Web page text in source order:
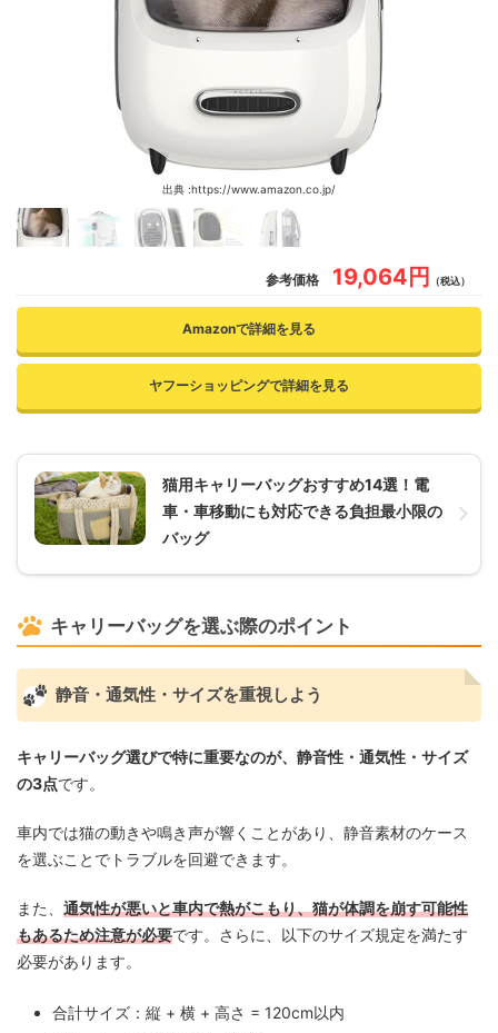
出典 :https://www.amazon.co.jp/
参考価格 19,064円 （税込）
Amazonで詳細を見る
ヤフーショッピングで詳細を見る
猫用キャリーバッグおすすめ14選！電
車・車移動にも対応できる負担最小限の
バッグ
キャリーバッグを選ぶ際のポイント
静音・通気性・サイズを重視しよう
キャリーバッグ選びで特に重要なのが、静音性・通気性・サイズ
の3点です。
車内では猫の動きや鳴き声が響くことがあり、静音素材のケース
を選ぶことでトラブルを回避できます。
また、 通気性が悪いと車内で熱がこもり、猫が体調を崩す可能性
もあるため注意が必要です。さらに、以下のサイズ規定を満たす
必要があります。
合計サイズ：縦 + 横 + 高さ = 120cm以内